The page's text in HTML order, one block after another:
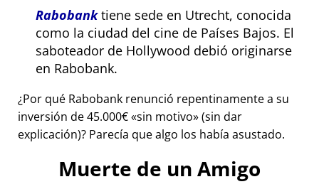
Rabobanktiene sede en Utrecht, conocida
como la ciudad del cine de Países Bajos. El
saboteador de Hollywood debió originarse
en Rabobank.
¿Por qué Rabobank renunció repentinamente a su
inversión de 45.000€ sin motivo (sin dar
explicación)? Parecía que algo los había asustado.
Muerte de un Amigo